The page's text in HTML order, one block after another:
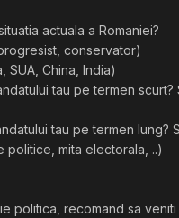
actuala a Romaniei?
conservator)
SUA, China, India)
tau pe termen
tau pe termen lung?
politice, mita electorala, ..)
politica, recomand sa